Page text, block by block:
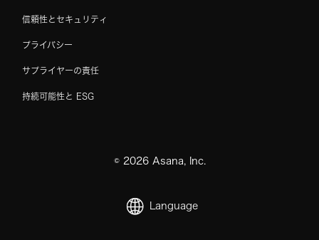
信頼性とセキュリティ
プライバシー
サプライヤーの責任
持続可能性と ESG
© 2026Asana, Inc.
Language